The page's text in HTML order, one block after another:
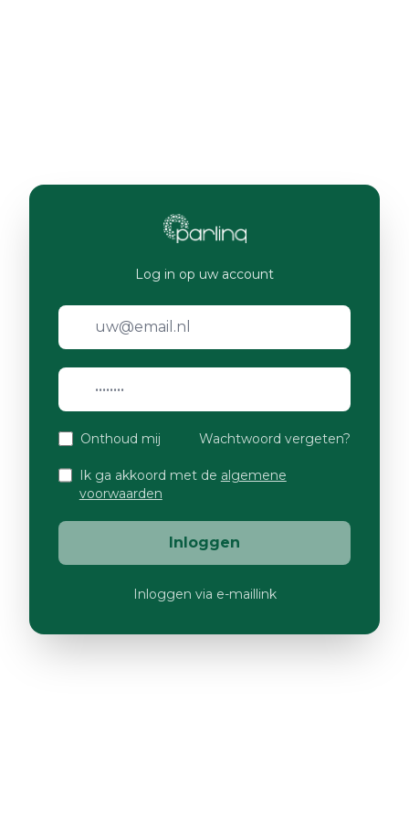
Log in op uw account
Onthoud mij Wachtwoord vergeten?
Ik ga akkoord met de algemene
voorwaarden
Inloggen
Inloggen via e-maillink